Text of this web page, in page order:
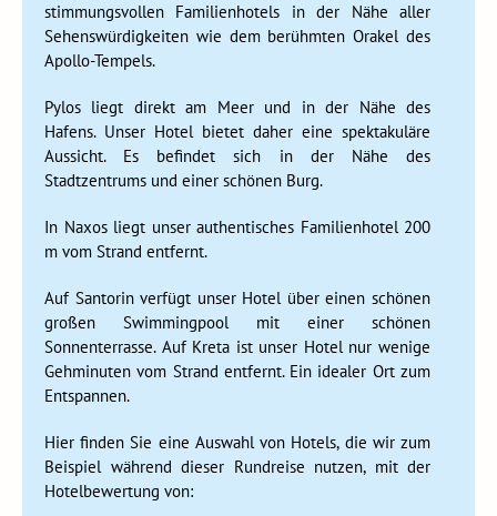
Am nächsten Tag fahren wir weiter zum Küstendorf
Pylos. Pylos, eine malerische Küstenstadt im Südwesten
Griechenlands, verfügt über eine reiche Geschichte und
natürliche Schönheit. Es ist bekannt für seine
sein warmes mediterranes Klima. Pylos hat auch historische
Bedeutung als Schauplatz der berühmten Schlacht von
Navarino, einem entscheidenden Seegefecht während des
griechischen Unabhängigkeitskrieges. Besucher von Pylos
können die bezaubernden Straßen erkunden und die ruhige
Atmosphäre dieses Küstenjuwels genießen. Ganz gleich, ob
ihr euch für Geschichte interessieren oder einen ruhigen
Rückzugsort am Meer sucht, Pylos bietet ein reizvolles
Reiseziel. Das Dorf hat ein typisch mediterranes Aussehen
mit weiß gekalkten Häusern und Balkonen voller blühender
Blumen. Durch Olivenhaine fahren wir zu unserem Hotel.
stimmungsvollen Familienhotels in der Nähe aller
Sehenswürdigkeiten wie dem berühmten Orakel des
Apollo-Tempels.
Pylos liegt direkt am Meer und in der Nähe des
Hafens. Unser Hotel bietet daher eine spektakuläre
Aussicht. Es befindet sich in der Nähe des
Stadtzentrums und einer schönen Burg.
In Naxos liegt unser authentisches Familienhotel 200
m vom Strand entfernt.
Auf Santorin verfügt unser Hotel über einen schönen
großen Swimmingpool mit einer schönen
Sonnenterrasse. Auf Kreta ist unser Hotel nur wenige
Gehminuten vom Strand entfernt. Ein idealer Ort zum
Entspannen.
Hier finden Sie eine Auswahl von Hotels, die wir zum
Beispiel während dieser Rundreise nutzen, mit der
Hotelbewertung von: